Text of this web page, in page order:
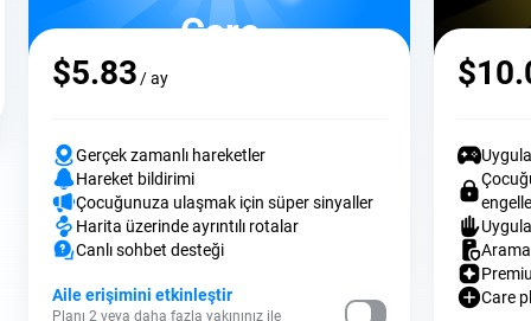
Care
$5.83/ ay
Gerçek zamanlı hareketler
Hareket bildirimi
Çocuğunuza ulaşmak için süper sinyaller
Harita üzerinde ayrıntılı rotalar
Canlı sohbet desteği
Aile erişimini etkinleştir
Planı 2 veya daha fazla yakınınız ile
Care